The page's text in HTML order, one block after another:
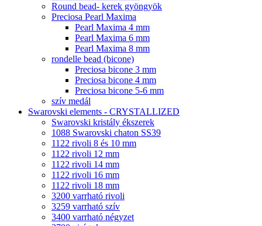
Round bead- kerek gyöngyök
Preciosa Pearl Maxima
Pearl Maxima 4 mm
Pearl Maxima 6 mm
Pearl Maxima 8 mm
rondelle bead (bicone)
Preciosa bicone 3 mm
Preciosa bicone 4 mm
Preciosa bicone 5-6 mm
szív medál
Swarovski elements - CRYSTALLIZED
Swarovski kristály ékszerek
1088 Swarovski chaton SS39
1122 rivoli 8 és 10 mm
1122 rivoli 12 mm
1122 rivoli 14 mm
1122 rivoli 16 mm
1122 rivoli 18 mm
3200 varrható rivoli
3259 varrható szív
3400 varrható négyzet